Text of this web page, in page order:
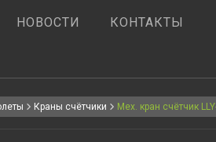
НОВОСТИ
КОНТАКТЫ
Краны счётчики Мех. кран счётчик